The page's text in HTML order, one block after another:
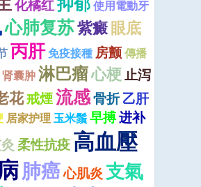
化橘红
使用電動牙
心肺复苏紫癜眼底
丙肝免疫接種 房颤傳播
肾囊肿淋巴瘤心梗止泻
花戒煙流感骨折乙肝
居家护理 玉米鬚早搏进补
柔性抗疫高血壓
肺癌心肌炎 支氣